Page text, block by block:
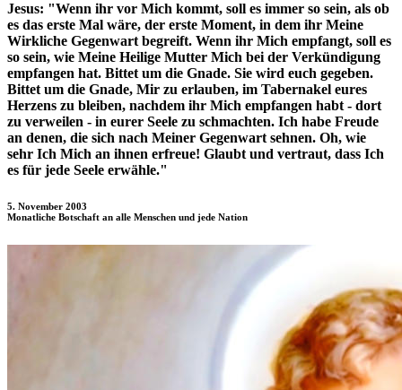
Jesus: "Wenn ihr vor Mich kommt, soll es immer so sein, als ob
es das erste Mal wäre, der erste Moment, in dem ihr Meine
Wirkliche Gegenwart begreift. Wenn ihr Mich empfangt, soll es
so sein, wie Meine Heilige Mutter Mich bei der Verkündigung
empfangen hat. Bittet um die Gnade. Sie wird euch gegeben.
Bittet um die Gnade, Mir zu erlauben, im Tabernakel eures
Herzens zu bleiben, nachdem ihr Mich empfangen habt - dort
zu verweilen - in eurer Seele zu schmachten. Ich habe Freude
an denen, die sich nach Meiner Gegenwart sehnen. Oh, wie
sehr Ich Mich an ihnen erfreue! Glaubt und vertraut, dass Ich
es für jede Seele erwähle."
5. November 2003
Monatliche Botschaft an alle Menschen und jede Nation